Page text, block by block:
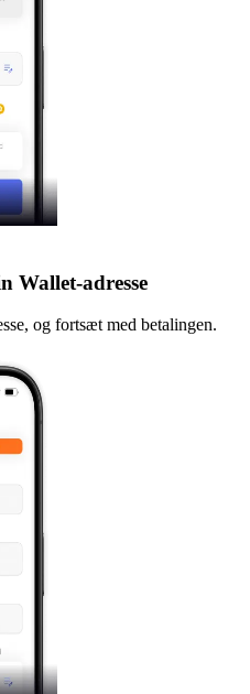
Wallet-adresse
og fortsæt med betalingen.